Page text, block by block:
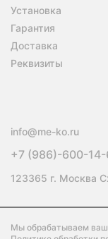
Установка
Гарантия
Доставка
Реквизиты
info@me-ko.ru
+7 (986)-600-14-
123365 г. Москва
Мы обрабатываем